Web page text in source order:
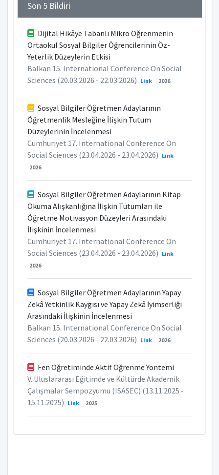
Son 5 Bildiri
Dijital Hikâye Tabanlı Mikro Öğrenmenin
Ortaokul Sosyal Bilgiler Öğrencilerinin Öz-
Yeterlik Düzeylerin Etkisi
Balkan 15. International Conference On Social
Sciences (20.03.2026 - 22.03.2026) Link 2026
Sosyal Bilgiler Öğretmen Adaylarının
Öğretmenlik Mesleğine İlişkin Tutum
Düzeylerinin İncelenmesi
Cumhuriyet 17. International Conference On
Social Sciences (23.04.2026 - 23.04.2026) Link
2026
Sosyal Bilgiler Öğretmen Adaylarının Kitap
Okuma Alışkanlığına İlişkin Tutumları ile
Öğretme Motivasyon Düzeyleri Arasındaki
İlişkinin İncelenmesi
Cumhuriyet 17. International Conference On
Social Sciences (23.04.2026 - 23.04.2026) Link
2026
Sosyal Bilgiler Öğretmen Adaylarının Yapay
Zekâ Yetkinlik Kaygısı ve Yapay Zekâ İyimserliği
Arasındaki İlişkinin İncelenmesi
Balkan 15. International Conference On Social
Sciences (20.03.2026 - 22.03.2026) Link 2026
Fen Öğretiminde Aktif Öğrenme Yöntemi
V. Uluslararası Eğitimde ve Kültürde Akademik
Çalışmalar Sempozyumu (ISASEC) (13.11.2025 -
15.11.2025) Link 2025